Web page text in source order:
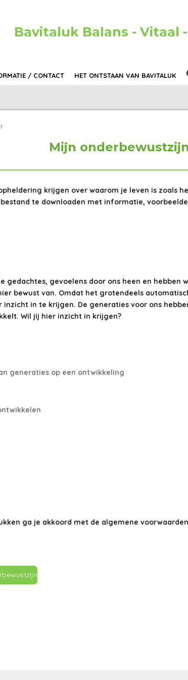
Bavitaluk Balans - Vitaal
/ CONTACT HET ONTSTAAN VAN BAVITALUK
Mijn onderbewustzijn
krijgen over waarom je leven is zoals
te downloaden met informatie,
gedachtes, gevoelens door ons heen en hebben
bewust van. Omdat het grotendeels
in te krijgen. De generaties voor ons
Wil jij hier inzicht in krijgen?
generaties op een ontwikkeling
ga je akkoord met de algemene